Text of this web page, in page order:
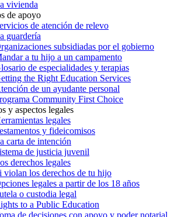
vivienda
de apoyo
de atención de relevo
guardería
subsidiadas por el gobierno
a tu hijo a un campamento
de especialidades y terapias
the Right Education Services
de un ayudante personal
Community First Choice
y aspectos legales
legales
y fideicomisos
carta de intención
de justicia juvenil
derechos legales
violan los derechos de tu hijo
legales a partir de los 18 años
o custodia legal
to a Public Education
de decisiones con apoyo y poder notarial